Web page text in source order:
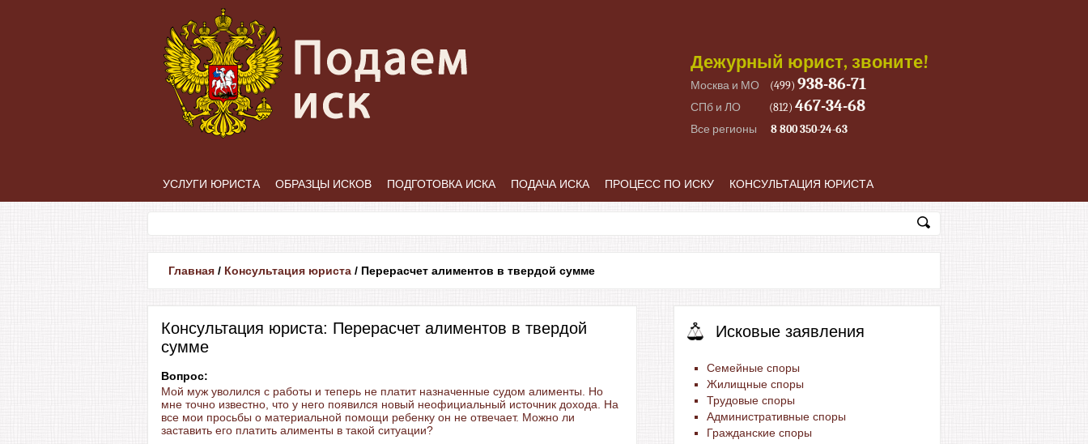
Дежурный юрист, звоните!
Москва и МО (499) 938-86-71
СПб и ЛО (812) 467-34-68
Все регионы 8 800 350-24-63
УСЛУГИ ЮРИСТА ОБРАЗЦЫ ИСКОВ ПОДГОТОВКА ИСКА ПОДАЧА ИСКА ПРОЦЕСС ПО ИСКУ КОНСУЛЬТАЦИЯ ЮРИСТА
Главная / Консультация юриста / Перерасчет алиментов в твердой сумме
Консультация юриста: Перерасчет алиментов в твердой
сумме
Вопрос:
Мой муж уволился с работы и теперь не платит назначенные судом алименты. Но
мне точно известно, что у него появился новый неофициальный источник дохода. На
все мои просьбы о материальной помощи ребенку он не отвечает. Можно ли
заставить его платить алименты в такой ситуации?
Исковые заявления
Семейные споры
Жилищные споры
Трудовые споры
Административные споры
Гражданские споры